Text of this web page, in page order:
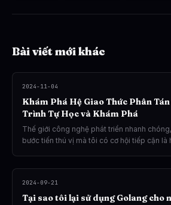
Bài viết mới khác
2024-11-04
Khám Phá Hệ Giao Thức Phân
Trình Tự Học và Khám Phá
Thế giới công nghệ phát triển nhanh
bước tiến thú vị mà tôi có cơ hội tiếp cận là
tán như WebRTC và các phương pháp
(Peer-to-Peer, hay P2P).
2024-09-21
Tại sao tôi lại sử dụng Golang cho